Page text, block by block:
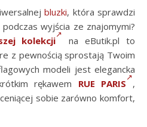
bluzki, która sprawdzi
wyjścia ze znajomymi?
kolekcji
na eButik.pl to
z pewnością sprostają Twoim
modeli jest elegancka
rękawem RUE PARIS
,
sobie zarówno komfort,